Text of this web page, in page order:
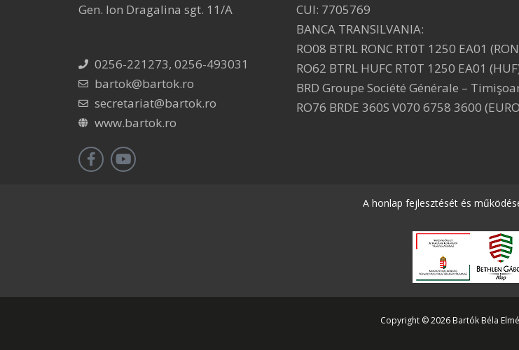
Gen. Ion Dragalina sgt. 11/A
0256-221273, 0256-493031
bartok@bartok.ro
secretariat@bartok.ro
www.bartok.ro
CUI: 7705769
BANCA TRANSILVANIA:
RO08 BTRL RONC RT0T 1250 EA01
RO62 BTRL HUFC RT0T 1250 EA01
BRD Groupe Société Générale –
RO76 BRDE 360S V070 6758 3600
A honlap fejlesztését és
Copyright © 2026 Bartók Béla